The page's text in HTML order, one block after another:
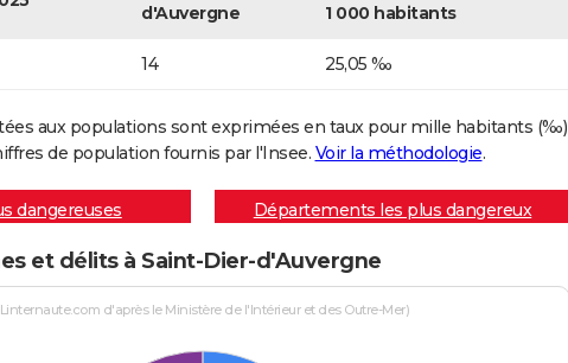
d'Auvergne
1 000 habitants
14 25,05 ‰
aux populations sont exprimées en taux pour mille habitants (‰)
de population fournis par l'Insee. Voir la méthodologie.
dangereuses Départements les plus dangereux
et délits à Saint-Dier-d'Auvergne
d'après le Ministère de l'Intérieur et des Outre-Mer)